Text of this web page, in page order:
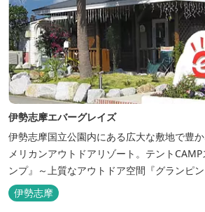
伊勢志摩エバーグレイズ
伊勢志摩国立公園内にある広大な敷地で豊
メリカンアウトドアリゾート。テント
ンプ』～上質なアウトドア空間『グランピ
な宿泊スタイルを体験できます。 場内では
ィビティーが人気！365日開催のアメリカン
伊勢志摩